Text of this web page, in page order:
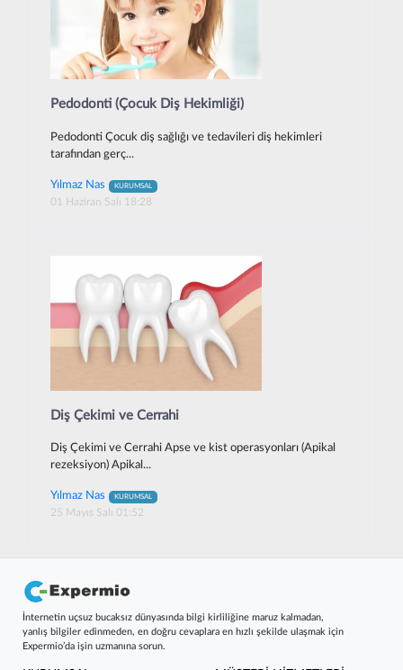
Pedodonti (Çocuk Diş Hekimliği)
Pedodonti Çocuk diş sağlığı ve tedavileri diş hekimleri
tarafından gerç...
Yılmaz Nas KURUMSAL
01 Haziran Salı 18:28
Diş Çekimi ve Cerrahi
Diş Çekimi ve Cerrahi Apse ve kist operasyonları (Apikal
rezeksiyon) Apikal...
Yılmaz Nas KURUMSAL
25 Mayıs Salı 01:52
İnternetin uçsuz bucaksız dünyasında bilgi kirliliğine maruz kalmadan,
yanlış bilgiler edinmeden, en doğru cevaplara en hızlı şekilde ulaşmak için
Expermio’da işin uzmanına sorun.